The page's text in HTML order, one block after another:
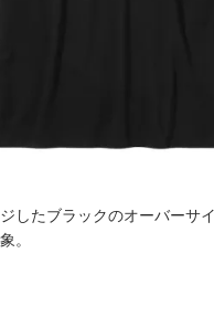
したブラックのオーバーサ
。